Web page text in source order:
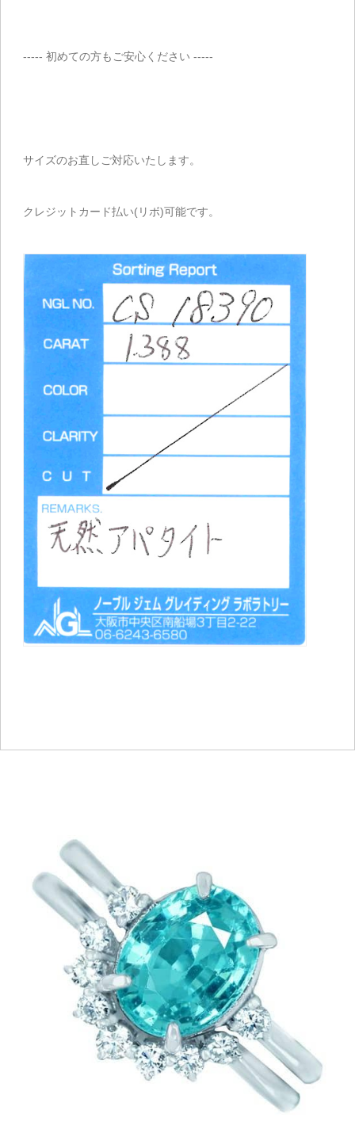
----- 初めての方もご安心ください -----
サイズのお直しご対応いたします。
クレジットカード払い(リボ)可能です。